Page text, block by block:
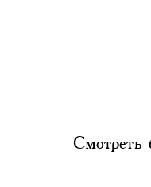
Смотреть